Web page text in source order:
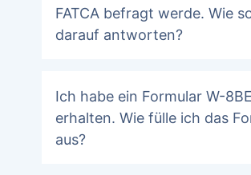
FATCA befragt werde. Wie
darauf antworten?
Ich habe ein Formular W-
erhalten. Wie fülle ich das
aus?